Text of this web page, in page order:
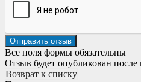
Все поля формы обязательны
Отзыв будет опубликован
Возврат к списку